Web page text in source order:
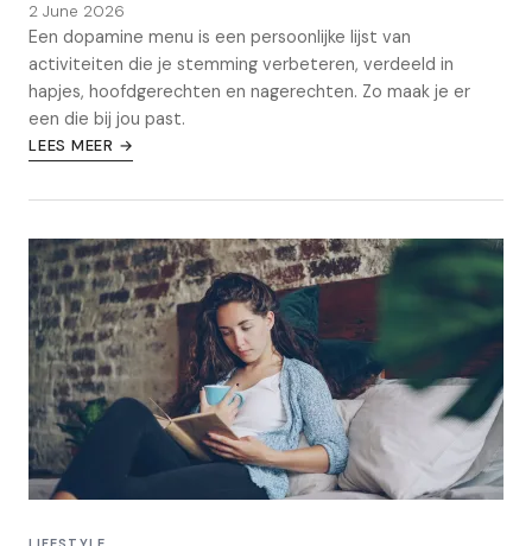
2 June 2026
Een dopamine menu is een persoonlijke lijst van
activiteiten die je stemming verbeteren, verdeeld in
hapjes, hoofdgerechten en nagerechten. Zo maak je er
een die bij jou past.
LEES MEER →